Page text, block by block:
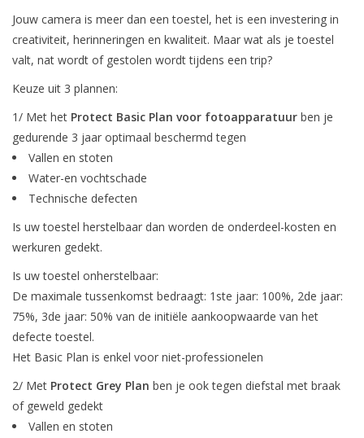
Jouw camera is meer dan een toestel, het is een investering in
creativiteit, herinneringen en kwaliteit. Maar wat als je toestel
valt, nat wordt of gestolen wordt tijdens een trip?
Keuze uit 3 plannen:
1/ Met het Protect Basic Plan voor fotoapparatuur ben je
gedurende 3 jaar optimaal beschermd tegen
Vallen en stoten
Water-en vochtschade
Technische defecten
Is uw toestel herstelbaar dan worden de onderdeel-kosten en
werkuren gedekt.
Is uw toestel onherstelbaar:
De maximale tussenkomst bedraagt: 1ste jaar: 100%, 2de jaar:
75%, 3de jaar: 50% van de initiële aankoopwaarde van het
defecte toestel.
Het Basic Plan is enkel voor niet-professionelen
2/ Met Protect Grey Plan ben je ook tegen diefstal met braak
of geweld gedekt
Vallen en stoten